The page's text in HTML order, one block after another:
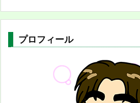
プロフィール